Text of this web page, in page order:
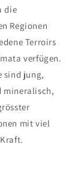
die
Regionen
Terroirs
verfügen.
sind jung,
mineralisch,
mit viel